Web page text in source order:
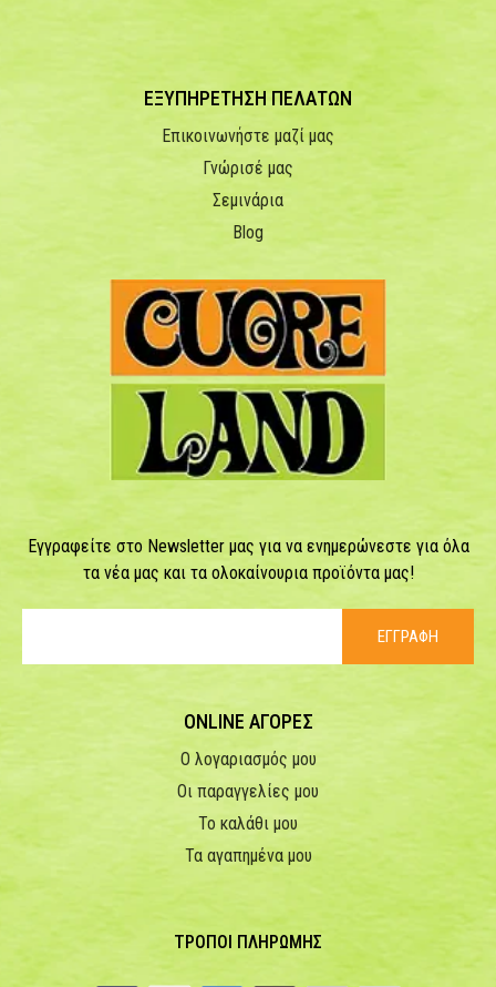
ΕΞΥΠΗΡΕΤΗΣΗ ΠΕΛΑΤΩΝ
Επικοινωνήστε μαζί μας
Γνώρισέ μας
Σεμινάρια
Blog
Εγγραφείτε στο Newsletter μας για να ενημερώνεστε για όλα
τα νέα μας και τα ολοκαίνουρια προϊόντα μας!
ΕΓΓΡΑΦΗ
ONLINE ΑΓΟΡΕΣ
Ο λογαριασμός μου
Οι παραγγελίες μου
Το καλάθι μου
Τα αγαπημένα μου
ΤΡΟΠΟΙ ΠΛΗΡΩΜΗΣ